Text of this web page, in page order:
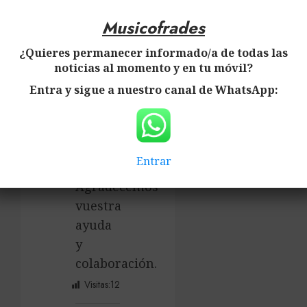
Musicofrades
Musicofrades
Musicofrades
Agradecemos
vuestra
ayuda
y
colaboración.
Visitas:12
Musicofrades
¿Quieres permanecer informado/a de todas las
noticias al momento y en tu móvil?
Entra y sigue a nuestro canal de WhatsApp:
Entrar